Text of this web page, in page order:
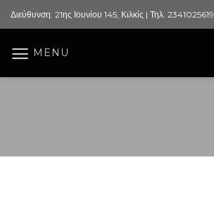
Skip
to
Διεύθυνση: 21ης Ιουνίου 145, Κιλκίς | Τηλ. 2341025619
MENU